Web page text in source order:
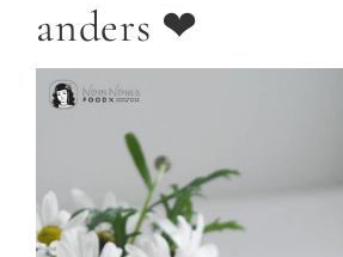
anders ❤